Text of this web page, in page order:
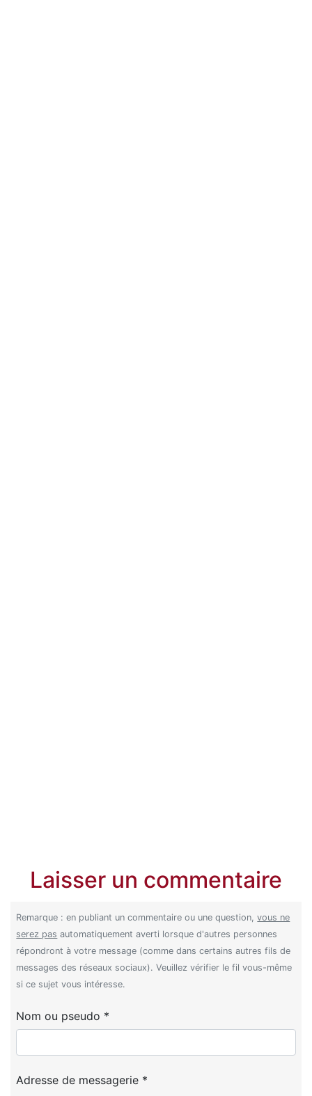
Laisser un commentaire
Remarque : en publiant un commentaire ou une question,vous ne
serez pas automatiquement averti lorsque d'autres personnes
répondront à votre message (comme dans certains autres fils de
messages des réseaux sociaux). Veuillez vérifier le fil vous-même
si ce sujet vous intéresse.
Nom ou pseudo *
Adresse de messagerie *